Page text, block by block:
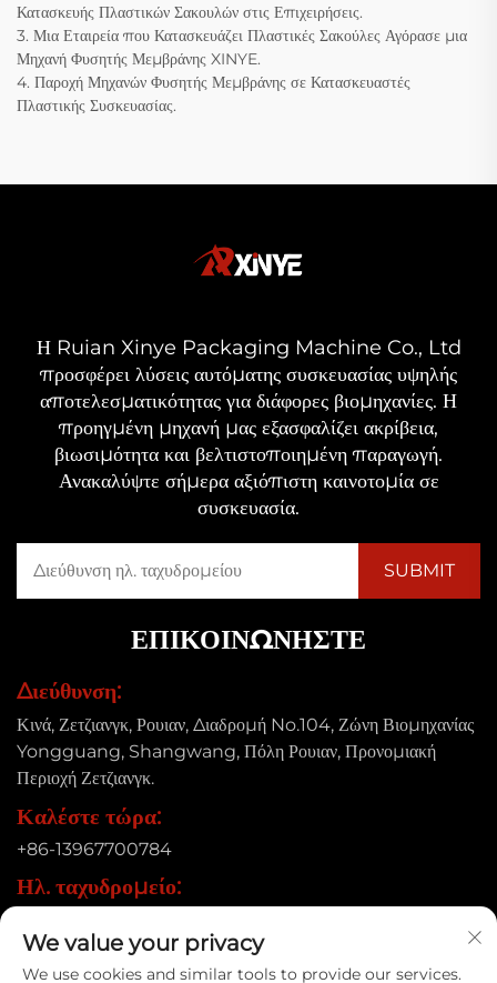
Κατασκευής Πλαστικών Σακουλών στις Επιχειρήσεις.
3. Μια Εταιρεία που Κατασκευάζει Πλαστικές Σακούλες Αγόρασε μια
Μηχανή Φυσητής Μεμβράνης XINYE.
4. Παροχή Μηχανών Φυσητής Μεμβράνης σε Κατασκευαστές
Πλαστικής Συσκευασίας.
Η Ruian Xinye Packaging Machine Co., Ltd
προσφέρει λύσεις αυτόματης συσκευασίας υψηλής
αποτελεσματικότητας για διάφορες βιομηχανίες. Η
προηγμένη μηχανή μας εξασφαλίζει ακρίβεια,
βιωσιμότητα και βελτιστοποιημένη παραγωγή.
Ανακαλύψτε σήμερα αξιόπιστη καινοτομία σε
συσκευασία.
ΕΠΙΚΟΙΝΩΝΉΣΤΕ
Διεύθυνση:
Κινά, Ζετζιανγκ, Ρουιαν, Διαδρομή No.104, Ζώνη Βιομηχανίας
Yongguang, Shangwang, Πόλη Ρουιαν, Προνομιακή
Περιοχή Ζετζιανγκ.
Καλέστε τώρα:
+86-13967700784
Ηλ. ταχυδρομείο:
We value your privacy
We use cookies and similar tools to provide our services.